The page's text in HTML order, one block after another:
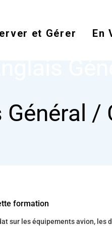
et Gérer En
NODE ANGLAIS
/
formation
sur les équipements avion, les